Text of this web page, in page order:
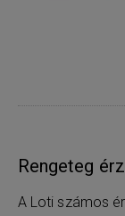
Rengeteg
A Loti számos